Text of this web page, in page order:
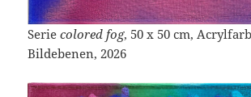
Seriecolored fog, 50 x 50 cm,
Bildebenen, 2026